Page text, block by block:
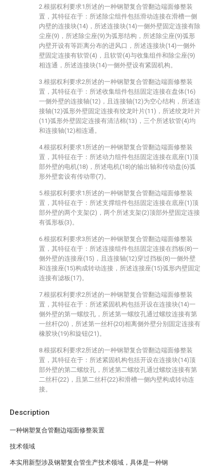
Description
一种钢塑复合管翻边端面修整装置
技术领域
本实用新型涉及钢塑复合管生产技术领域，具体是一种钢
2.根据权利要求1所述的一种钢塑复合管翻边端面修整装
置，其特征在于：所述除尘组件包括滑动连接在滑槽一侧
内壁的连接块(14)，所述连接块(14)一侧外壁固定连接有除
尘座(9)，所述除尘座(9)为弧形结构，所述除尘座(9)弧形
内壁开设有等距离分布的进风口，所述连接块(14)一侧外
壁固定连接有软管(4)，且软管(4)与收集组件和除尘座(9)
相连通，所述连接块(14)一侧外壁设有紧固机构。
3.根据权利要求2所述的一种钢塑复合管翻边端面修整装
置，其特征在于：所述收集组件包括固定连接在盘体(16)
一侧外壁的连接轴(12)，且连接轴(12)为空心结构，所述连
接轴(12)弧形外壁固定连接有绞龙叶片(11)，所述绞龙叶片
(11)弧形外壁固定连接有清洁棉(13)，三个所述软管(4)均
和连接轴(12)相连通。
4.根据权利要求1所述的一种钢塑复合管翻边端面修整装
置，其特征在于：所述动力组件包括固定连接在底座(1)顶
部外壁的电机(18)，所述电机(18)的输出轴和传动盘(6)弧
形外壁套设有传动带(7)。
5.根据权利要求1所述的一种钢塑复合管翻边端面修整装
置，其特征在于：所述支撑组件包括固定连接在底座(1)顶
部外壁的两个支架(2)，两个所述支架(2)顶部外壁固定连接
有弧形板(3)。
6.根据权利要求3所述的一种钢塑复合管翻边端面修整装
置，其特征在于：所述连接组件包括固定连接在挡板(8)一
侧外壁的连接座(15)，且连接轴(12)穿过挡板(8)一侧外壁
和连接座(15)构成转动连接，所述连接座(15)弧形内壁固定
连接有滤板(17)。
7.根据权利要求2所述的一种钢塑复合管翻边端面修整装
置，其特征在于：所述紧固机构包括开设在连接块(14)一
侧外壁的第一螺纹孔，所述第一螺纹孔通过螺纹连接有第
一丝杆(20)，所述第一丝杆(20)相离侧外壁分别固定连接有
橡胶块(19)和旋钮(21)。
8.根据权利要求2所述的一种钢塑复合管翻边端面修整装
置，其特征在于：所述紧固机构包括开设在连接块(14)顶
部外壁的第二螺纹孔，所述第二螺纹孔通过螺纹连接有第
二丝杆(22)，且第二丝杆(22)和滑槽一侧内壁构成转动连
接。